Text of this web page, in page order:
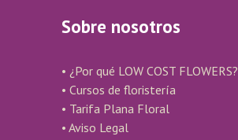
Sobre nosotros
• ¿Por qué LOW COST FLOWERS?
• Cursos de floristería
• Tarifa Plana Floral
• Aviso Legal